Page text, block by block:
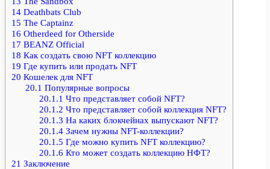
14 Deathbats Club
15 The Captainz
16 Otherdeed for Otherside
17 BEANZ Official
18 Как создать свою NFT коллекцию
19 Где купить или продать NFT
20 Кошелек для NFT
20.1 Популярные вопросы
20.1.1 Что представляет собой NFT?
20.1.2 Что представляет собой коллекция NFT?
20.1.3 На каких блокчейнах выпускают NFT?
20.1.4Зачем нужны NFT-коллекции?
20.1.5 Где можно купить NFT коллекцию?
20.1.6 Кто может создать коллекцию НФТ?
21 Заключение